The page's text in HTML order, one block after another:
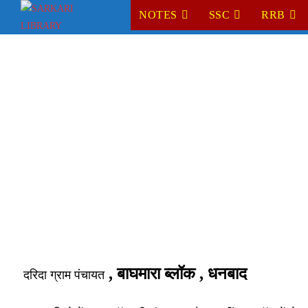
NOTES SSC RRB
दरिदा ग्राम पंचायत, बाघमारा ब्लॉक , धनबाद